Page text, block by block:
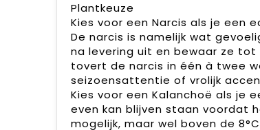
Plantkeuze
Kies voor een Narcis als je een
De narcis is namelijk wat
na levering uit en bewaar ze tot
tovert de narcis in één à twee
seizoensattentie of vrolijk
Kies voor een Kalanchoë als je
even kan blijven staan voordat
mogelijk, maar wel boven de